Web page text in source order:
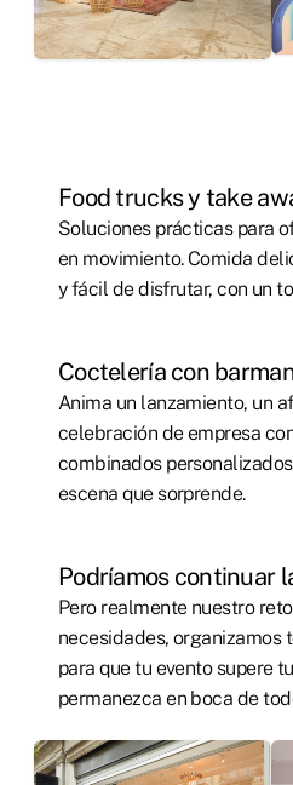
Food trucks y take
Soluciones prácticas para
en movimiento. Comida
y fácil de disfrutar, con un
Coctelería con
Anima un lanzamiento, un
celebración de empresa
combinados
escena que sorprende.
Podríamos continuar
Pero realmente nuestro
necesidades, organizamos
para que tu evento supere
permanezca en boca de